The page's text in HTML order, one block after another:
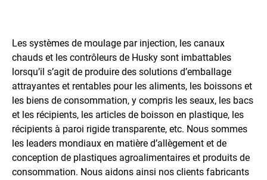
Les systèmes de moulage par injection, les canaux
chauds et les contrôleurs de Husky sont imbattables
lorsqu’il s’agit de produire des solutions d’emballage
attrayantes et rentables pour les aliments, les boissons et
les biens de consommation, y compris les seaux, les bacs
et les récipients, les articles de boisson en plastique, les
récipients à paroi rigide transparente, etc. Nous sommes
les leaders mondiaux en matière d’allègement et de
conception de plastiques agroalimentaires et produits de
consommation. Nous aidons ainsi nos clients fabricants